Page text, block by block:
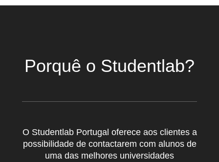
Porquê o Studentlab?
O Studentlab Portugal oferece aos clientes a
possibilidade de contactarem com alunos de
uma das melhores universidades